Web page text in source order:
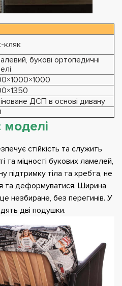
кляк
букові ортопедичні
ДСП в основі дивану
стійкість та служить
та міцності букових ламелей,
підтримку тіла та хребта, не
та деформуватися. Ширина
незбиране, без перегинів. У
дві подушки.